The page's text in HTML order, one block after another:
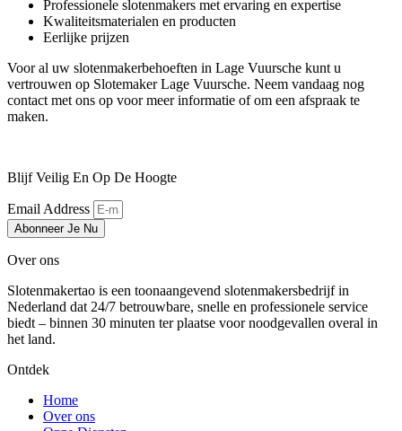
Professionele slotenmakers met ervaring en expertise
Kwaliteitsmaterialen en producten
Eerlijke prijzen
Voor al uw slotenmakerbehoeften in Lage Vuursche kunt u
vertrouwen op Slotemaker Lage Vuursche. Neem vandaag nog
contact met ons op voor meer informatie of om een afspraak te
maken.
Blijf Veilig En Op De Hoogte
Email Address
Abonneer Je Nu
Over ons
Slotenmakertao is een toonaangevend slotenmakersbedrijf in
Nederland dat 24/7 betrouwbare, snelle en professionele service
biedt – binnen 30 minuten ter plaatse voor noodgevallen overal in
het land.
Ontdek
Home
Over ons